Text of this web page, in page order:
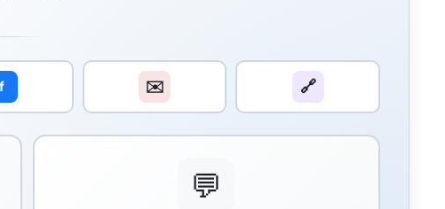
f ✉️ 🔗
💬